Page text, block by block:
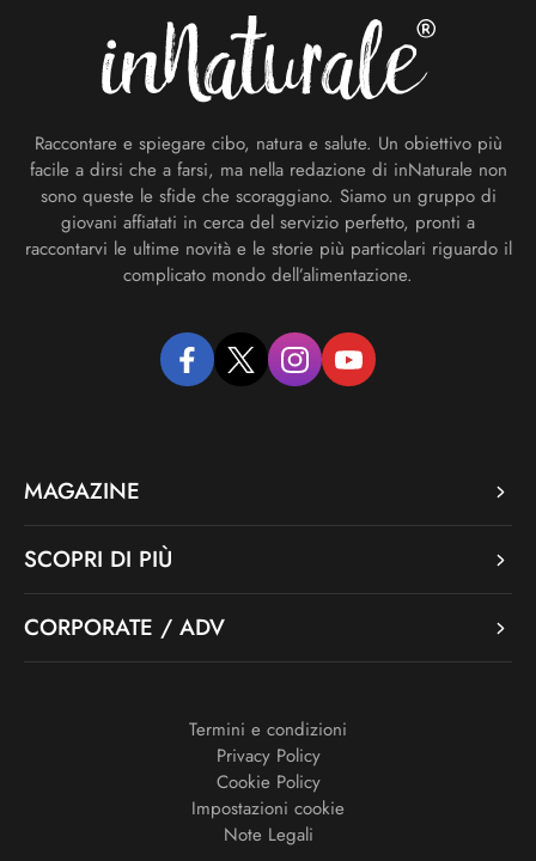
Raccontare e spiegare cibo, natura e salute. Un obiettivo più
facile a dirsi che a farsi, ma nella redazione di inNaturale non
sono queste le sfide che scoraggiano. Siamo un gruppo di
giovani affiatati in cerca del servizio perfetto, pronti a
raccontarvi le ultime novità e le storie più particolari riguardo il
complicato mondo dell’alimentazione.
facebooktwitter instagramyoutube
MAGAZINE
SCOPRI DI PIÙ
CORPORATE / ADV
Termini e condizioni
Privacy Policy
Cookie Policy
Impostazioni cookie
Note Legali